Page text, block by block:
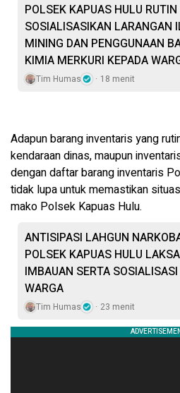
POLSEK KAPUAS HULU RUTIN
SOSIALISASIKAN LARANGAN
MINING DAN PENGGUNAAN
KIMIA MERKURI KEPADA
Tim Humas 18 menit
Adapun barang inventaris yang
kendaraan dinas, maupun
dengan daftar barang inventaris
tidak lupa untuk memastikan
mako Polsek Kapuas Hulu.
ANTISIPASI LAHGUN
POLSEK KAPUAS HULU
IMBAUAN SERTA
WARGA
Tim Humas 23 menit